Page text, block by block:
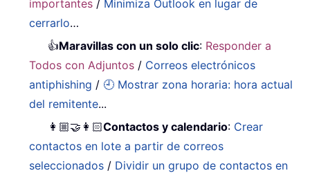
importantes / Minimiza Outlook en lugar de
cerrarlo…
👍Maravillas con un solo clic: Responder a
Todos con Adjuntos / Correos electrónicos
antiphishing / 🕘 Mostrar zona horaria: hora actual
del remitente...
👩🏼‍🤝‍👩🏻Contactos y calendario: Crear
contactos en lote a partir de correos
seleccionados / Dividir un grupo de contactos en